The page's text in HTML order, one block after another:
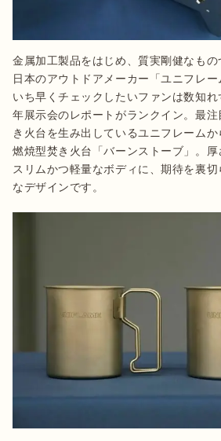
金属加工製品をはじめ、質実剛健なもの
日本のアウトドアメーカー「ユニフレ
いち早くチェックしたいファンは数知
年展示会のレポートがランクイン。最
き火台を生み出しているユニフレーム
燃焼型焚き火台「バーンストーブ」。
スリムかつ軽量なボディに、期待を裏切
なデザインです。